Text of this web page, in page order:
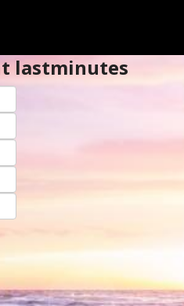
lastminutes